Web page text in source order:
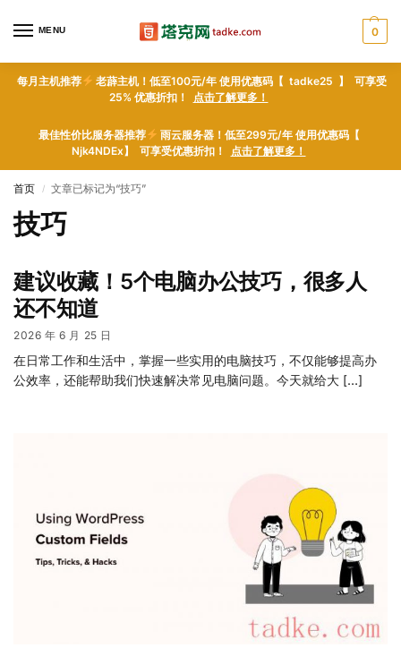
MENU 0
每月主机推荐
老薜主机！低至100元/年 使用优惠码【 tadke25 】 可享受
25% 优惠折扣！ 点击了解更多！
最佳性价比服务器推荐
雨云服务器！低至299元/年 使用优惠码【
Njk4NDEx】 可享受优惠折扣！ 点击了解更多！
首页 / 文章已标记为“技巧”
技巧
建议收藏！5个电脑办公技巧，很多人
还不知道
2026 年 6 月 25 日
在日常工作和生活中，掌握一些实用的电脑技巧，不仅能够提高办
公效率，还能帮助我们快速解决常见电脑问题。今天就给大 […]